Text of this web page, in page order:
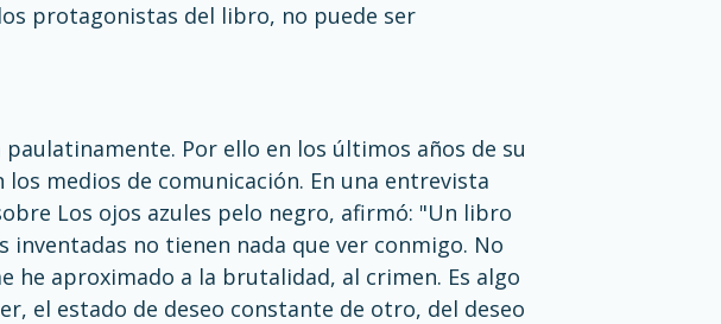
protagonistas del libro, no puede ser
Por ello en los últimos años de su
medios de comunicación. En una entrevista
Los ojos azules pelo negro, afirmó: "Un libro
no tienen nada que ver conmigo. No
he aproximado a la brutalidad, al crimen. Es algo
el estado de deseo constante de otro, del deseo